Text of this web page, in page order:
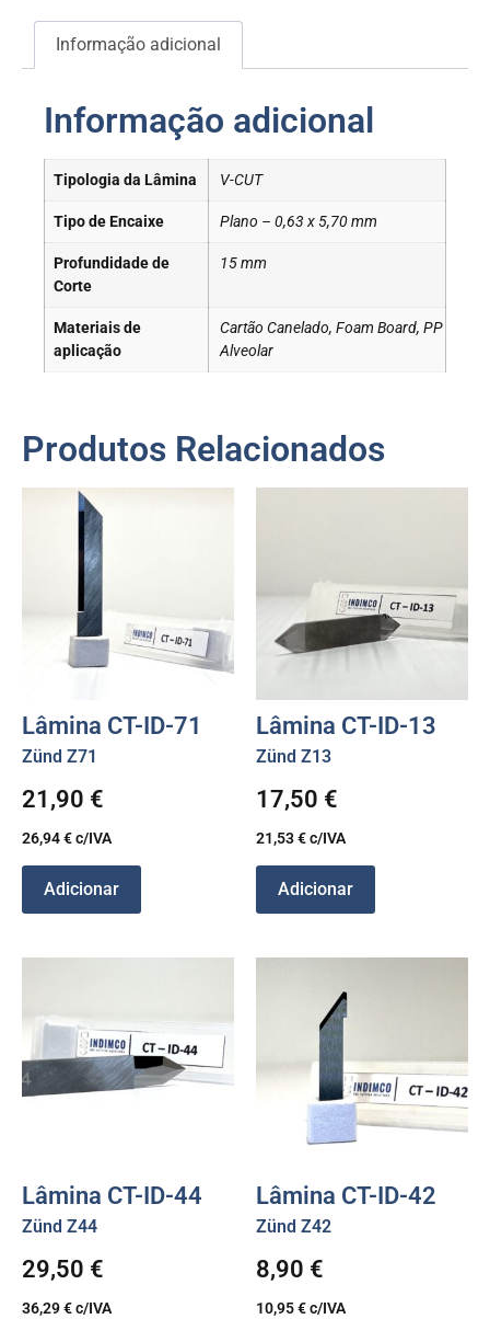
Informação adicional
Informação adicional
Tipologia da Lâmina V-CUT
Tipo de Encaixe Plano – 0,63 x 5,70 mm
Profundidade de
Corte
15 mm
Materiais de
aplicação
Cartão Canelado, Foam Board, PP
Alveolar
Produtos Relacionados
Lâmina CT-ID-71
Zünd Z71
21,90 €
26,94€c/IVA
Adicionar
Lâmina CT-ID-13
Zünd Z13
17,50 €
21,53€c/IVA
Adicionar
Lâmina CT-ID-44
Zünd Z44
29,50 €
36,29€c/IVA
Lâmina CT-ID-42
Zünd Z42
8,90 €
10,95€c/IVA